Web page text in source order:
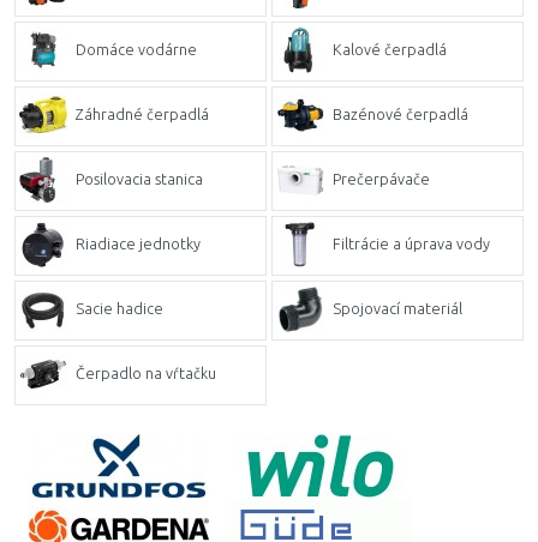
Domáce vodárne Kalové čerpadlá
Záhradné čerpadlá Bazénové čerpadlá
Posilovacia stanica Prečerpávače
Riadiace jednotky Filtrácie a úprava vody
Sacie hadice Spojovací materiál
Čerpadlo na vŕtačku